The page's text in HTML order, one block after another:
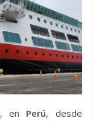
, en Perú, desde